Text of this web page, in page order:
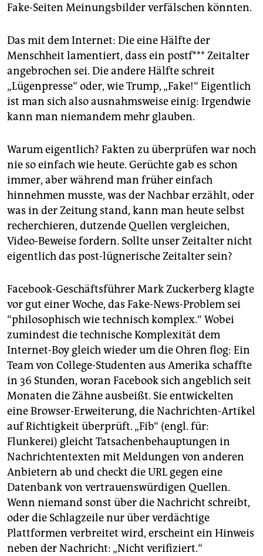
Fake-Seiten Meinungsbilder verfälschen könnten.
Das mit dem Internet: Die eine Hälfte der
Menschheit lamentiert, dass ein postf*** Zeitalter
angebrochen sei. Die andere Hälfte schreit
„Lügenpresse“ oder, wie Trump, „Fake!“ Eigentlich
ist man sich also ausnahmsweise einig: Irgendwie
kann man niemandem mehr glauben.
Warum eigentlich? Fakten zu überprüfen war noch
nie so einfach wie heute. Gerüchte gab es schon
immer, aber während man früher einfach
hinnehmen musste, was der Nachbar erzählt, oder
was in der Zeitung stand, kann man heute selbst
recherchieren, dutzende Quellen vergleichen,
Video-Beweise fordern. Sollte unser Zeitalter nicht
eigentlich das post-lügnerische Zeitalter sein?
Facebook-Geschäftsführer Mark Zuckerberg klagte
vor gut einer Woche, das Fake-News-Problem sei
“philosophisch wie technisch komplex.“ Wobei
zumindest die technische Komplexität dem
Internet-Boy gleich wieder um die Ohren flog: Ein
Team von College-Studenten aus Amerika schaffte
in 36 Stunden, woran Facebook sich angeblich seit
Monaten die Zähne ausbeißt. Sie entwickelten
eine Browser-Erweiterung, die Nachrichten-Artikel
auf Richtigkeit überprüft. „Fib“ (engl. für:
Flunkerei) gleicht Tatsachenbehauptungen in
Nachrichtentexten mit Meldungen von anderen
Anbietern ab und checkt die URL gegen eine
Datenbank von vertrauenswürdigen Quellen.
Wenn niemand sonst über die Nachricht schreibt,
oder die Schlagzeile nur über verdächtige
Plattformen verbreitet wird, erscheint ein Hinweis
neben der Nachricht: „Nicht verifiziert.“